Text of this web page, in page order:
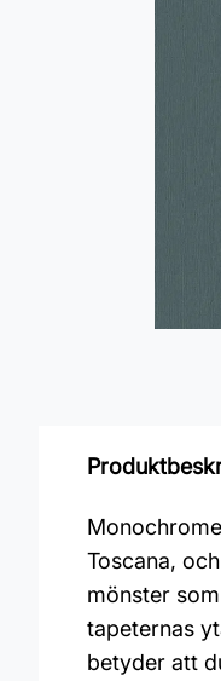
Toscana,
mönster
tapeternas
betyder att